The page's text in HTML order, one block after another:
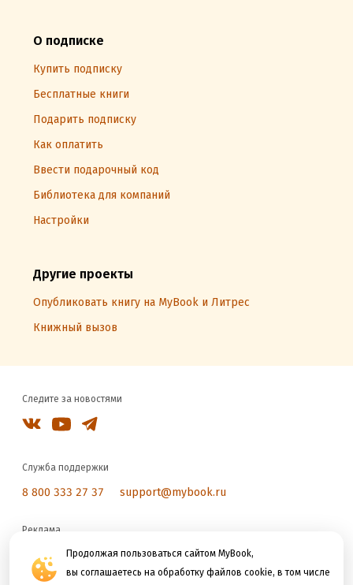
Продолжая пользоваться сайтом MyBook,
вы соглашаетесь на обработку файлов cookie, в том числе
О подписке
Купить подписку
Бесплатные книги
Подарить подписку
Как оплатить
Ввести подарочный код
Библиотека для компаний
Настройки
Другие проекты
Опубликовать книгу на MyBook и Литрес
Книжный вызов
Следите за новостями
Служба поддержки
8 800 333 27 37 support@mybook.ru
Реклама
reklama@litres.ru